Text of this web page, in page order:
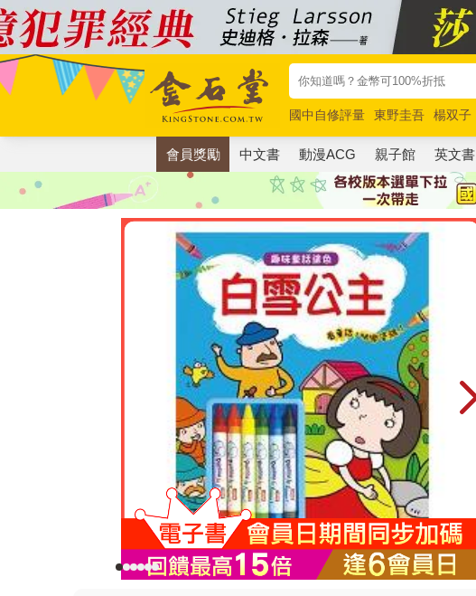
國中自修評量 東野圭吾 楊双子
唯紅花綻放
奧德賽 路邊攤新作
會員獎勵 中文書 動漫ACG 親子館 英文書